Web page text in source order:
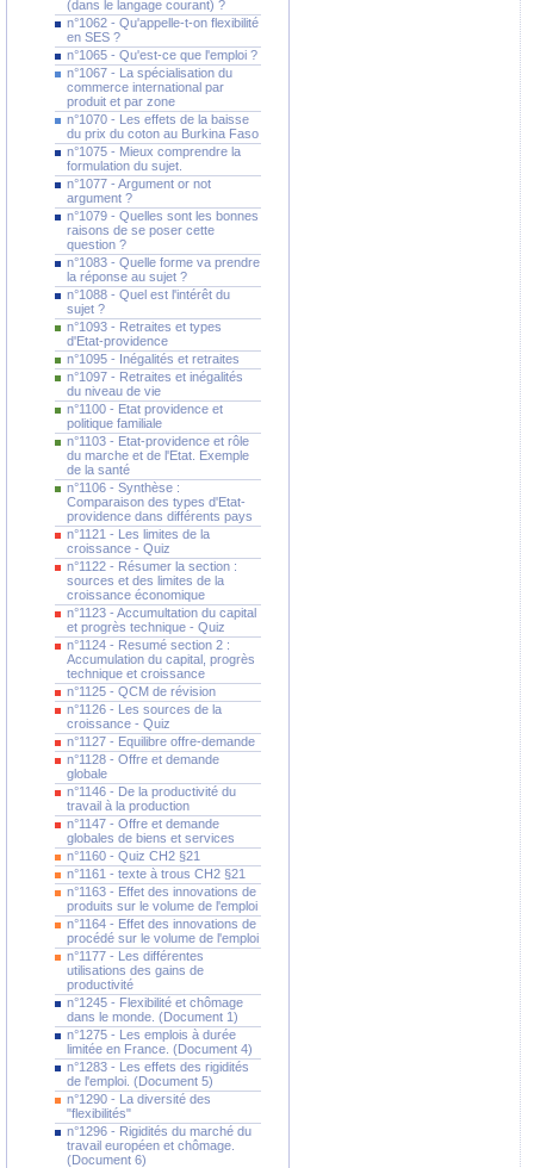
(dans le langage courant) ?
n°1062 - Qu'appelle-t-on flexibilité
en SES ?
n°1065 - Qu'est-ce que l'emploi ?
n°1067 - La spécialisation du
commerce international par
produit et par zone
n°1070 - Les effets de la baisse
du prix du coton au Burkina Faso
n°1075 - Mieux comprendre la
formulation du sujet.
n°1077 - Argument or not
argument ?
n°1079 - Quelles sont les bonnes
raisons de se poser cette
question ?
n°1083 - Quelle forme va prendre
la réponse au sujet ?
n°1088 - Quel est l'intérêt du
sujet ?
n°1093 - Retraites et types
d'Etat-providence
n°1095 - Inégalités et retraites
n°1097 - Retraites et inégalités
du niveau de vie
n°1100 - Etat providence et
politique familiale
n°1103 - Etat-providence et rôle
du marche et de l'Etat. Exemple
de la santé
n°1106 - Synthèse :
Comparaison des types d'Etat-
providence dans différents pays
n°1121 - Les limites de la
croissance - Quiz
n°1122 - Résumer la section :
sources et des limites de la
croissance économique
n°1123 - Accumultation du capital
et progrès technique - Quiz
n°1124 - Resumé section 2 :
Accumulation du capital, progrès
technique et croissance
n°1125 - QCM de révision
n°1126 - Les sources de la
croissance - Quiz
n°1127 - Equilibre offre-demande
n°1128 - Offre et demande
globale
n°1146 - De la productivité du
travail à la production
n°1147 - Offre et demande
globales de biens et services
n°1160 - Quiz CH2 §21
n°1161 - texte à trous CH2 §21
n°1163 - Effet des innovations de
produits sur le volume de l'emploi
n°1164 - Effet des innovations de
procédé sur le volume de l'emploi
n°1177 - Les différentes
utilisations des gains de
productivité
n°1245 - Flexibilité et chômage
dans le monde. (Document 1)
n°1275 - Les emplois à durée
limitée en France. (Document 4)
n°1283 - Les effets des rigidités
de l'emploi. (Document 5)
n°1290 - La diversité des
"flexibilités"
n°1296 - Rigidités du marché du
travail européen et chômage.
(Document 6)